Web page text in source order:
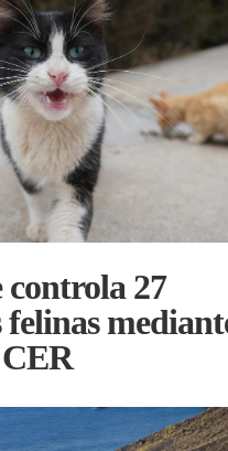
27
felinas